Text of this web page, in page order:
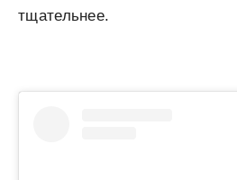
тщательнее.